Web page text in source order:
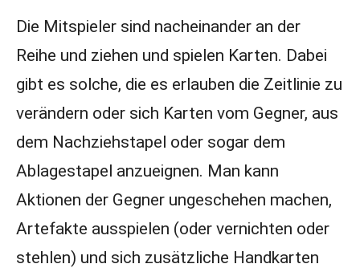
Die Mitspieler sind nacheinander an der
Reihe und ziehen und spielen Karten. Dabei
gibt es solche, die es erlauben die Zeitlinie zu
verändern oder sich Karten vom Gegner, aus
dem Nachziehstapel oder sogar dem
Ablagestapel anzueignen. Man kann
Aktionen der Gegner ungeschehen machen,
Artefakte ausspielen (oder vernichten oder
stehlen) und sich zusätzliche Handkarten